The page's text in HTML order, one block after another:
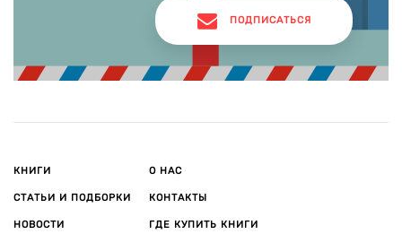
ПОДПИСАТЬСЯ
КНИГИ
СТАТЬИ И ПОДБОРКИ
НОВОСТИ
О НАС
КОНТАКТЫ
ГДЕ КУПИТЬ КНИГИ